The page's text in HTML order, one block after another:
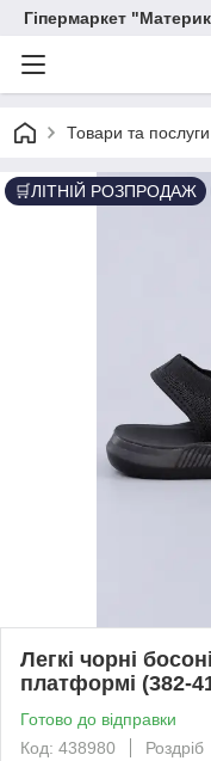
Гіпермаркет
Товари та послуги
🛒ЛІТНІЙ РОЗПРОДАЖ
Легкі чорні
платформі (382-
Готово до відправки
Код: 438980
Роздріб